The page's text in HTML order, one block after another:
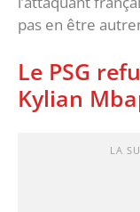
pas en être
Le PSG
Kylian
LA